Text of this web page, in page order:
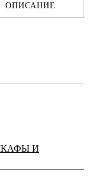
ОПИСАНИЕ
И